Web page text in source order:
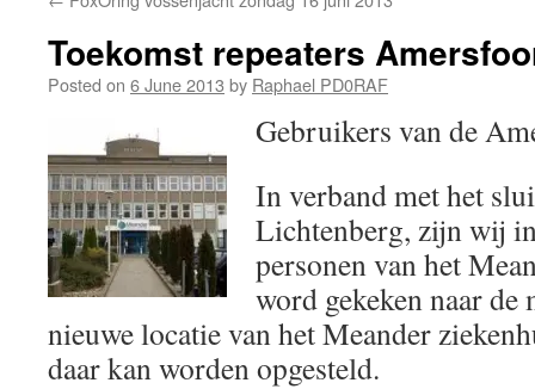
Toekomst repeaters
Posted on 6 June 2013 by Raphael PD0RAF
Gebruikers van de
In verband met het
Lichtenberg, zijn wij
personen van het
word gekeken naar
nieuwe locatie van het Meander
daar kan worden opgesteld.